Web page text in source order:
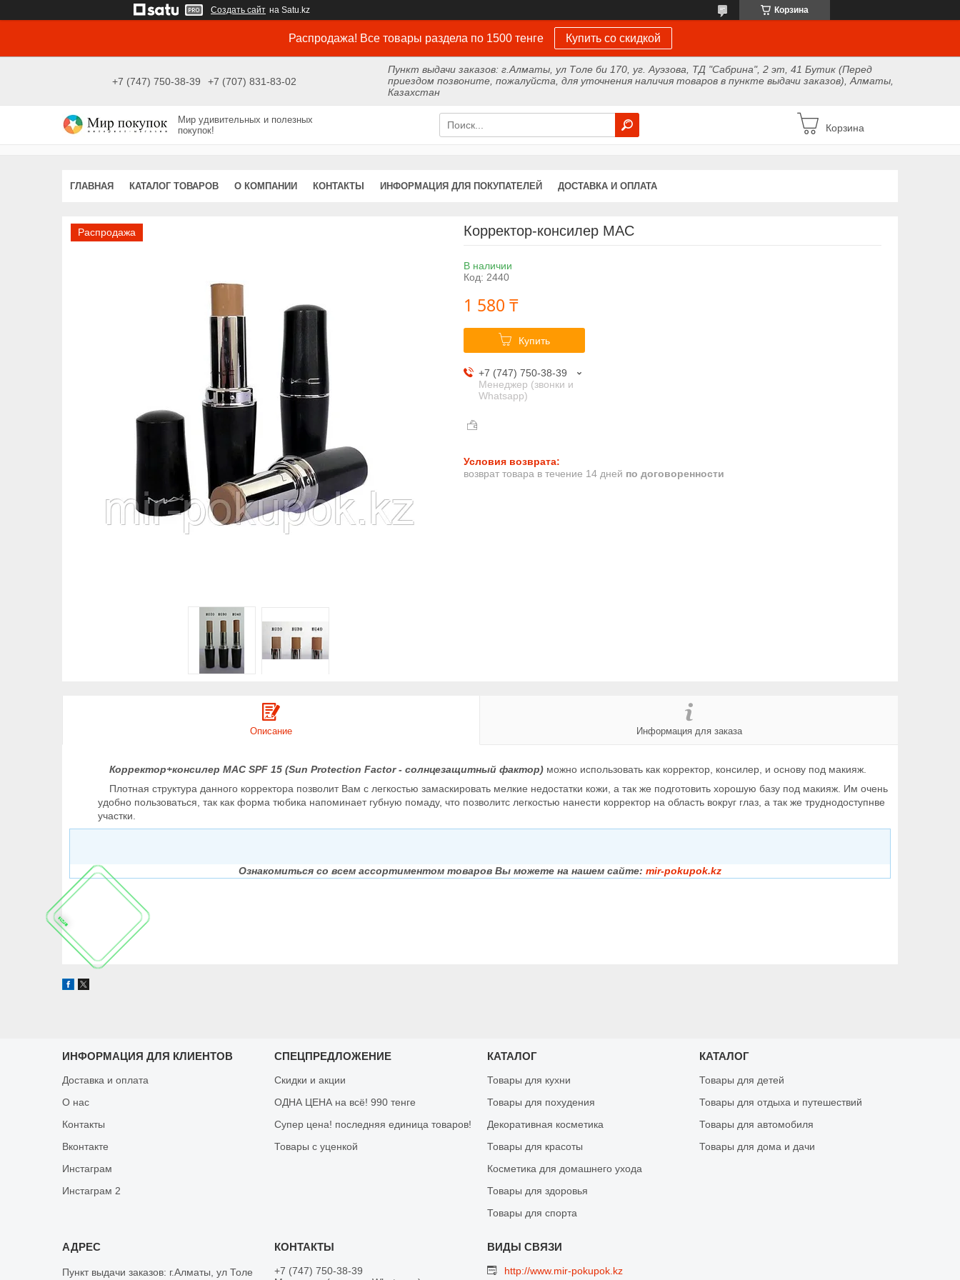
Создать сайт на Satu.kz Корзина
Распродажа! Все товары раздела по 1500 тенге Купить со скидкой
+7 (747) 750-38-39 +7 (707) 831-83-02
Пункт выдачи заказов: г.Алматы, ул Толе би 170, уг. Ауэзова, ТД "Сабрина", 2 эт, 41 Бутик (Перед
приездом позвоните, пожалуйста, для уточнения наличия товаров в пункте выдачи заказов), Алматы,
Казахстан
Мир удивительных и полезных
покупок!
Корзина
ГЛАВНАЯ КАТАЛОГ ТОВАРОВ О КОМПАНИИ КОНТАКТЫ ИНФОРМАЦИЯ ДЛЯ ПОКУПАТЕЛЕЙ ДОСТАВКА И ОПЛАТА
Распродажа Корректор-консилер MAC
В наличии
Код: 2440
1 580 ₸
Купить
+7 (747) 750-38-39
Менеджер (звонки и
Whatsapp)
возврат товара в течение 14 дней по договоренности
Описание Информация для заказа
Корректор+консилер MAC SPF 15 (Sun Protection Factor - солнцезащитный фактор) можно использовать как корректор, консилер, и основу под макияж.
Плотная структура данного корректора позволит Вам с легкостью замаскировать мелкие недостатки кожи, а так же подготовить хорошую базу под макияж. Им очень
удобно пользоваться, так как форма тюбика напоминает губную помаду, что позволитс легкостью нанести корректор на область вокруг глаз, а так же труднодоступнве
участки.
Ознакомиться со всем ассортиментом товаров Вы можете на нашем сайте: mir-pokupok.kz
ИНФОРМАЦИЯ ДЛЯ КЛИЕНТОВ
Доставка и оплата
О нас
Контакты
Вконтакте
Инстаграм
Инстаграм 2
СПЕЦПРЕДЛОЖЕНИЕ
Скидки и акции
ОДНА ЦЕНА на всё! 990 тенге
Супер цена! последняя единица товаров!
Товары с уценкой
КАТАЛОГ
Товары для кухни
Товары для похудения
Декоративная косметика
Товары для красоты
Косметика для домашнего ухода
Товары для здоровья
Товары для спорта
КАТАЛОГ
Товары для детей
Товары для отдыха и путешествий
Товары для автомобиля
Товары для дома и дачи
Пункт выдачи заказов: г.Алматы, ул Толе
+7 (747) 750-38-39
http://www.mir-pokupok.kz